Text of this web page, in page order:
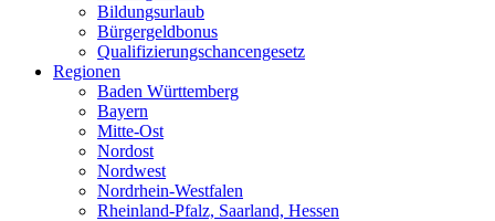
Bildungsurlaub
Bürgergeldbonus
Qualifizierungschancengesetz
Regionen
Baden Württemberg
Bayern
Mitte-Ost
Nordost
Nordwest
Nordrhein-Westfalen
Rheinland-Pfalz, Saarland, Hessen